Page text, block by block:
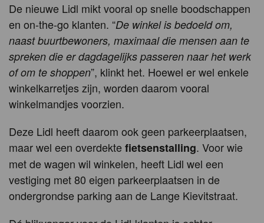
De nieuwe Lidl mikt vooral op snelle boodschappen
en on-the-go klanten. “De winkel is bedoeld om,
naast buurtbewoners, maximaal die mensen aan te
spreken die er dagdagelijks passeren naar het werk
of om te shoppen”, klinkt het. Hoewel er wel enkele
winkelkarretjes zijn, worden daarom vooral
winkelmandjes voorzien.
Deze Lidl heeft daarom ook geen parkeerplaatsen,
maar wel een overdektefietsenstalling. Voor wie
met de wagen wil winkelen, heeft Lidl wel een
vestiging met 80 eigen parkeerplaatsen in de
ondergrondse parking aan de Lange Kievitstraat.